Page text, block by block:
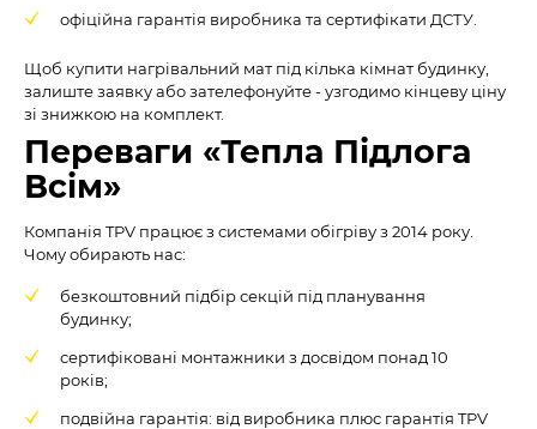
офіційна гарантія виробника та сертифікати ДСТУ.
Щоб купити нагрівальний мат під кілька кімнат будинку,
залиште заявку або зателефонуйте - узгодимо кінцеву ціну
зі знижкою на комплект.
Переваги «Тепла Підлога
Всім»
Компанія TPV працює з системами обігріву з 2014 року.
Чому обирають нас:
безкоштовний підбір секцій під планування
будинку;
сертифіковані монтажники з досвідом понад 10
років;
подвійна гарантія: від виробника плюс гарантія TPV